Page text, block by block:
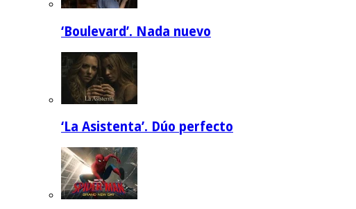
‘Boulevard’. Nada nuevo
‘La Asistenta’. Dúo perfecto